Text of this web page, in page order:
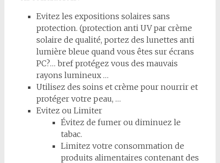
Evitez les expositions solaires sans
protection. (protection anti UV par crème
solaire de qualité, portez des lunettes anti
lumière bleue quand vous êtes sur écrans
PC?… bref protégez vous des mauvais
rayons lumineux …
Utilisez des soins et crème pour nourrir et
protéger votre peau, …
Evitez ou Limiter
Évitez de fumer ou diminuez le
tabac.
Limitez votre consommation de
produits alimentaires contenant des